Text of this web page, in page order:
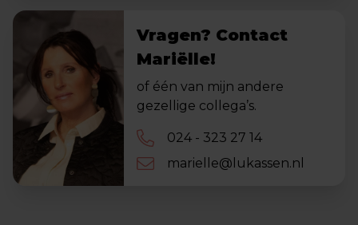
Vragen? Contact
Mariëlle!
of één van mijn andere
gezellige collega’s.
024 - 323 27 14
marielle@lukassen.nl